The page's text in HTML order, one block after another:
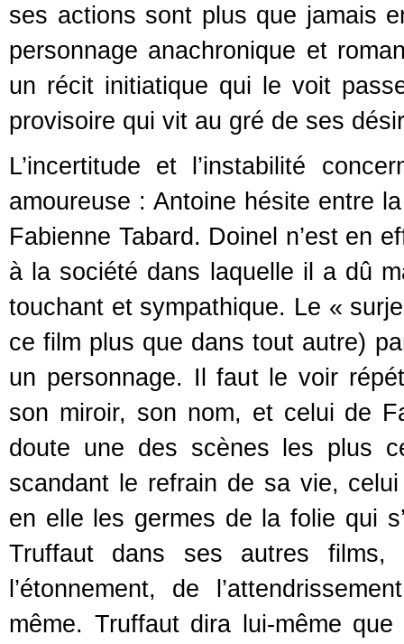
ses actions sont plus que jamais
personnage anachronique et
un récit initiatique qui le voit
provisoire qui vit au gré de ses
L’incertitude et l’instabilité
amoureuse : Antoine hésite entre
Fabienne Tabard. Doinel n’est en
à la société dans laquelle il a dû
touchant et sympathique. Le «
ce film plus que dans tout autre)
un personnage. Il faut le voir
son miroir, son nom, et celui de
doute une des scènes les plus
scandant le refrain de sa vie,
en elle les germes de la folie qui
Truffaut dans ses autres
l’étonnement, de
même. Truffaut dira lui-même